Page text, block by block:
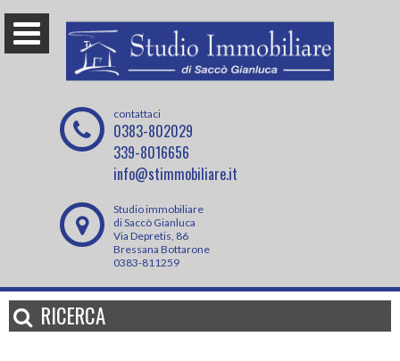
contattaci
0383-802029
339-8016656
info@stimmobiliare.it
Studio immobiliare
di Saccò Gianluca
Via Depretis, 86
Bressana Bottarone
0383-811259
RICERCA